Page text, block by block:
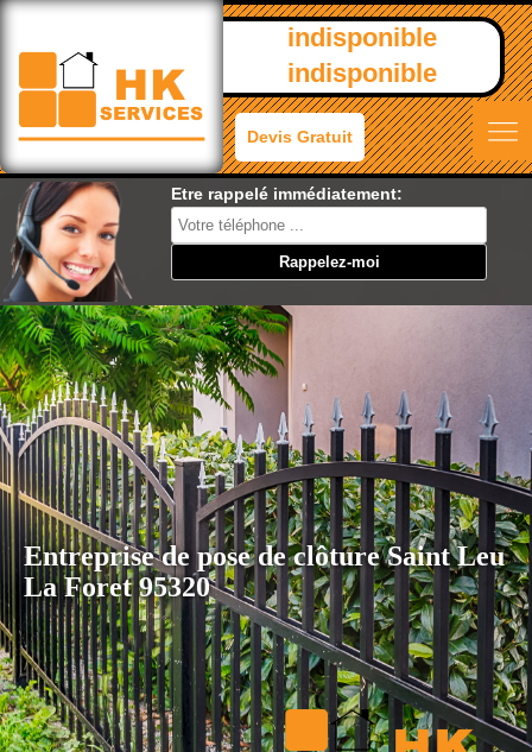
indisponible
indisponible
Devis Gratuit
Etre rappelé immédiatement:
Entreprise de pose de clôture Saint Leu
La Foret 95320